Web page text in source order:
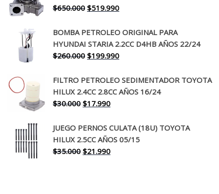
$130.000.$94.990.
$650.000 El
original
era:
$650.000.
$519.990El
actual
es:
$519.990.
BOMBA PETROLEO ORIGINAL PARA
HYUNDAI STARIA 2.2CC D4HB AÑOS 22/24
$260.000 El
original
era:
$260.000.
$199.990El
actual
es:
FILTRO PETROLEO SEDIMENTADOR TOYOTA
HILUX 2.4CC 2.8CC AÑOS 16/24
$30.000 El
original
era:
$30.000.
$17.990El
actual
es:
$17.990.
JUEGO PERNOS CULATA (18U) TOYOTA
HILUX 2.5CC AÑOS 05/15
$35.000 El
$21.990El